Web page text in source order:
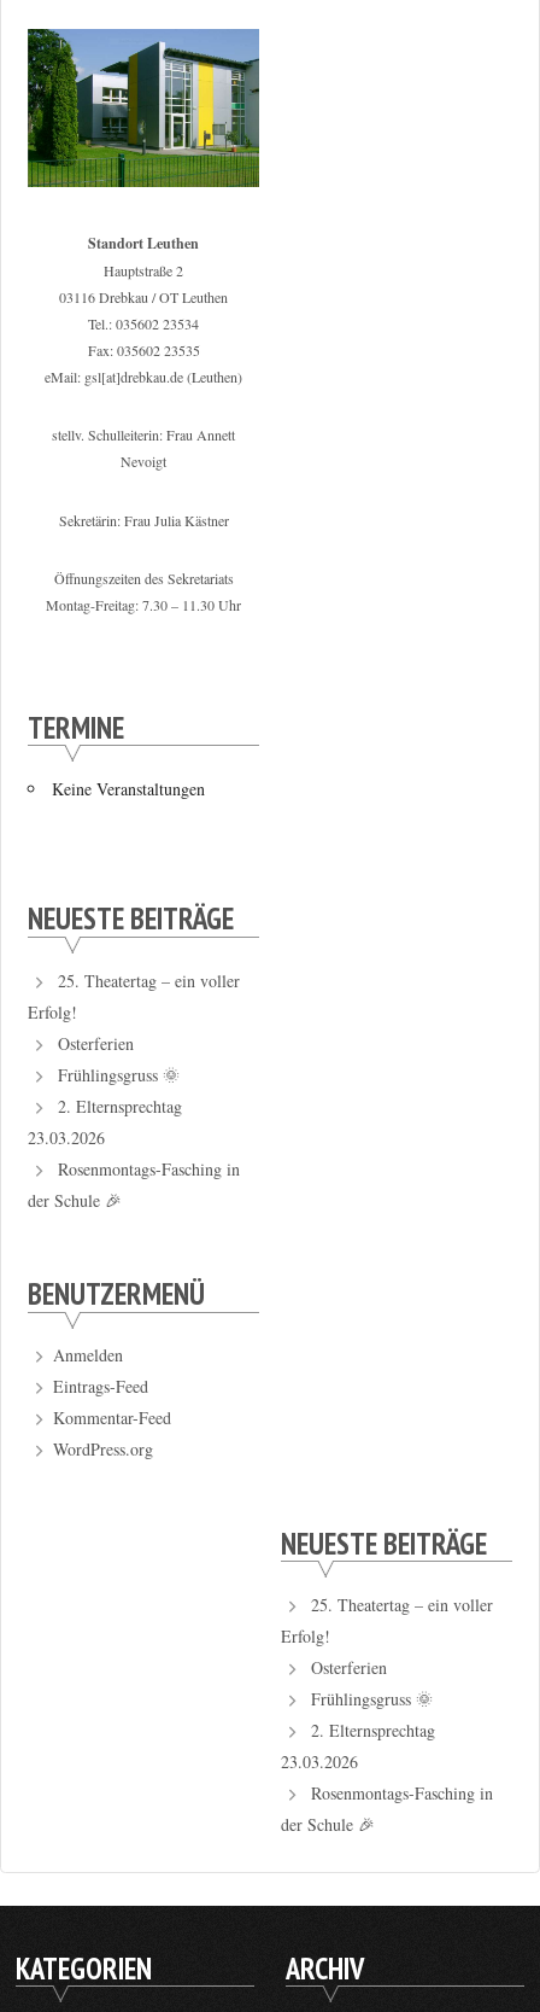
Standort Leuthen
Hauptstraße 2
03116 Drebkau / OT Leuthen
Tel.: 035602 23534
Fax: 035602 23535
eMail: gsl[at]drebkau.de (Leuthen)
stellv. Schulleiterin: Frau Annett
Nevoigt
Sekretärin: Frau Julia Kästner
Öffnungszeiten des Sekretariats
Montag-Freitag: 7.30 – 11.30 Uhr
TERMINE
Keine Veranstaltungen
NEUESTE BEITRÄGE
25. Theatertag – ein voller
Erfolg!
Osterferien
Frühlingsgruss 🌞
2. Elternsprechtag
23.03.2026
Rosenmontags-Fasching in
der Schule 🎉
BENUTZERMENÜ
Anmelden
Eintrags-Feed
Kommentar-Feed
WordPress.org
NEUESTE BEITRÄGE
25. Theatertag – ein voller
Erfolg!
Osterferien
Frühlingsgruss 🌞
2. Elternsprechtag
23.03.2026
Rosenmontags-Fasching in
der Schule 🎉
KATEGORIEN ARCHIV